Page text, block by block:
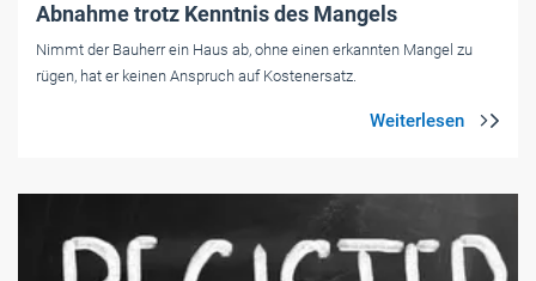
Abnahme trotz Kenntnis des Mangels
Nimmt der Bauherr ein Haus ab, ohne einen erkannten Mangel zu
rügen, hat er keinen Anspruch auf Kostenersatz.